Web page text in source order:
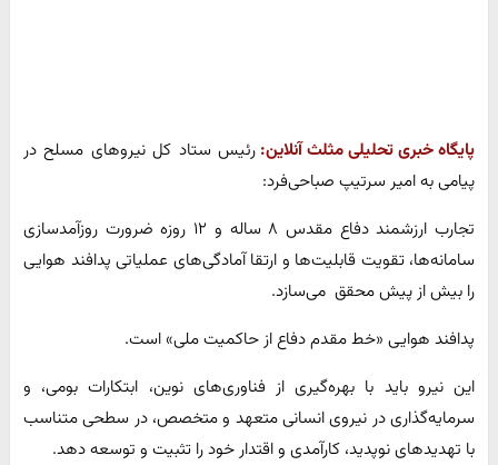
پایگاه خبری تحلیلی مثلث آنلاین: رئیس ستاد کل نیروهای مسلح در
پیامی به امیر سرتیپ صباحی‌فرد:
تجارب ارزشمند دفاع مقدس ۸ ساله و ۱۲ روزه ضرورت روزآمدسازی
سامانه‌ها، تقویت قابلیت‌ها و ارتقا آمادگی‌های عملیاتی پدافند هوایی
را بیش از پیش محقق می‌سازد.
پدافند هوایی «خط مقدم دفاع از حاکمیت ملی» است.
این نیرو باید با بهره‌گیری از فناوری‌های نوین، ابتکارات بومی، و
سرمایه‌گذاری در نیروی انسانی متعهد و متخصص، در سطحی متناسب
با تهدیدهای نوپدید، کارآمدی و اقتدار خود را تثبیت و توسعه دهد.